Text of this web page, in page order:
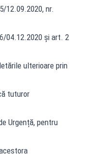
12.09.2020, nr.
04.12.2020 și art. 2
ulterioare prin
tuturor
Urgență, pentru